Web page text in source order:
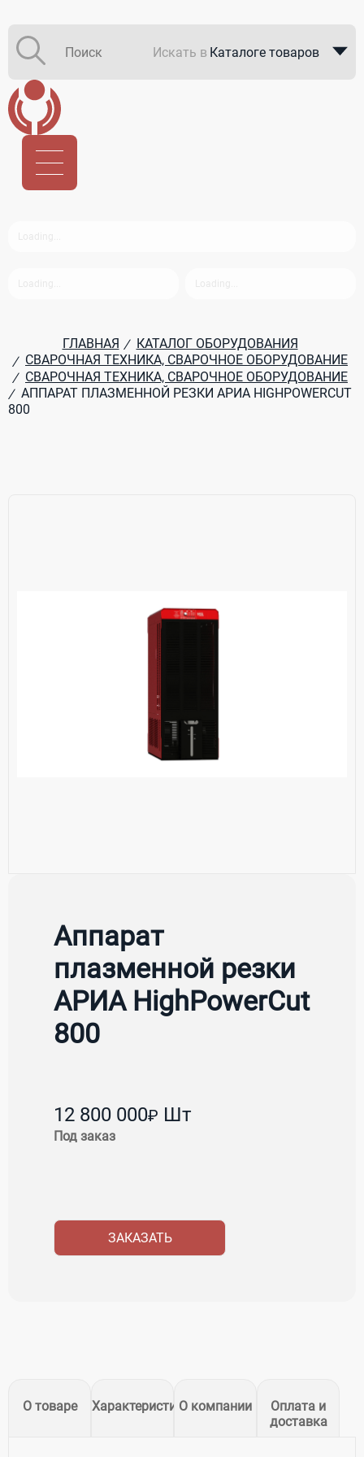
Искать в Каталоге товаров
ГЛАВНАЯ / КАТАЛОГ ОБОРУДОВАНИЯ
/ СВАРОЧНАЯ ТЕХНИКА, СВАРОЧНОЕ ОБОРУДОВАНИЕ
/ СВАРОЧНАЯ ТЕХНИКА, СВАРОЧНОЕ ОБОРУДОВАНИЕ
/ АППАРАТ ПЛАЗМЕННОЙ РЕЗКИ АРИА HIGHPOWERCUT
800
Аппарат
плазменной резки
АРИА HighPowerCut
800
12 800 000₽ Шт
Под заказ
ЗАКАЗАТЬ
О товаре ХарактеристикиО компании
Оплата и
доставка